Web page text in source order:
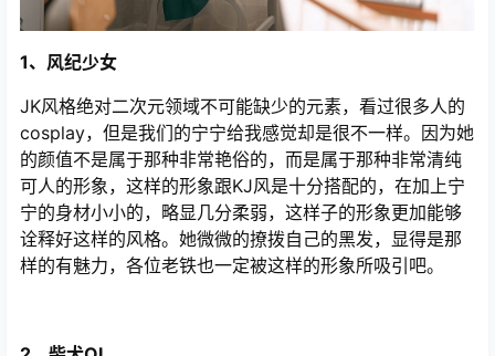
1、风纪少女
JK风格绝对二次元领域不可能缺少的元素，看过很多人的
cosplay，但是我们的宁宁给我感觉却是很不一样。因为她
的颜值不是属于那种非常艳俗的，而是属于那种非常清纯
可人的形象，这样的形象跟KJ风是十分搭配的，在加上宁
宁的身材小小的，略显几分柔弱，这样子的形象更加能够
诠释好这样的风格。她微微的撩拨自己的黑发，显得是那
样的有魅力，各位老铁也一定被这样的形象所吸引吧。